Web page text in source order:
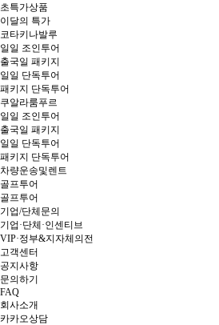
초특가상품
이달의 특가
코타키나발루
일일 조인투어
출국일 패키지
일일 단독투어
패키지 단독투어
쿠알라룸푸르
일일 조인투어
출국일 패키지
일일 단독투어
패키지 단독투어
차량운송및렌트
골프투어
골프투어
기업/단체문의
기업·단체·인센티브
VIP·정부&지자체의전
고객센터
공지사항
문의하기
FAQ
회사소개
카카오상담